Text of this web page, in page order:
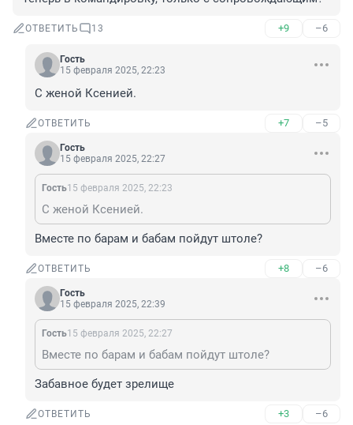
ОТВЕТИТЬ 13 +9 –6
Гость
15 февраля 2025, 22:23
С женой Ксенией.
ОТВЕТИТЬ +7 –5
Гость
15 февраля 2025, 22:27
Гость15 февраля 2025, 22:23
С женой Ксенией.
Вместе по барам и бабам пойдут штоле?
ОТВЕТИТЬ +8 –6
Гость
15 февраля 2025, 22:39
Гость15 февраля 2025, 22:27
Вместе по барам и бабам пойдут штоле?
Забавное будет зрелище
ОТВЕТИТЬ +3 –6